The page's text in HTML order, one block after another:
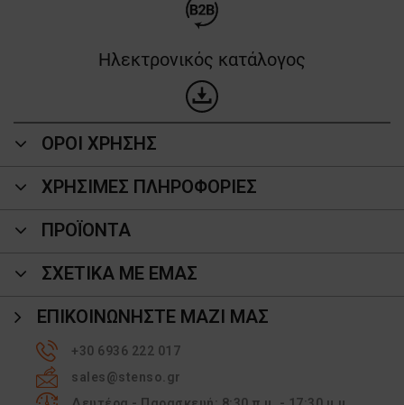
Ηλεκτρονικός κατάλογος
ΟΡΟΙ ΧΡΗΣΗΣ
ΧΡΗΣΙΜΕΣ ΠΛΗΡΟΦΟΡΙΕΣ
ΠΡΟΪΌΝΤΑ
ΣΧΕΤΙΚΑ ΜΕ ΕΜΑΣ
ΕΠΙΚΟΙΝΩΝΉΣΤΕ ΜΑΖΊ ΜΑΣ
+30 6936 222 017
sales@stenso.gr